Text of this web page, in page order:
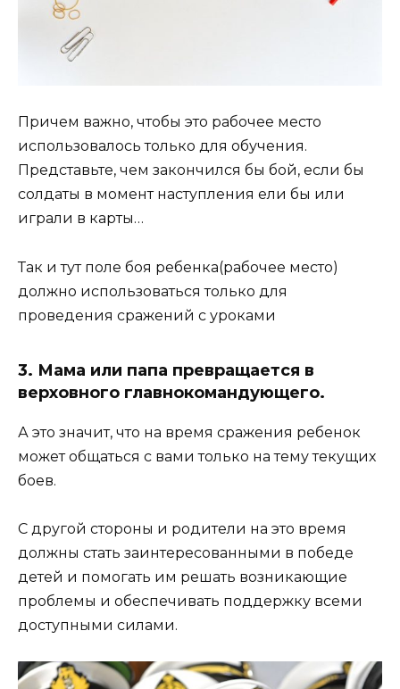
Причем важно, чтобы это рабочее место
использовалось только для обучения.
Представьте, чем закончился бы бой, если бы
солдаты в момент наступления ели бы или
играли в карты…
Так и тут поле боя ребенка(рабочее место)
должно использоваться только для
проведения сражений с уроками
3. Мама или папа превращается в
верховного главнокомандующего.
А это значит, что на время сражения ребенок
может общаться с вами только на тему текущих
боев.
С другой стороны и родители на это время
должны стать заинтересованными в победе
детей и помогать им решать возникающие
проблемы и обеспечивать поддержку всеми
доступными силами.